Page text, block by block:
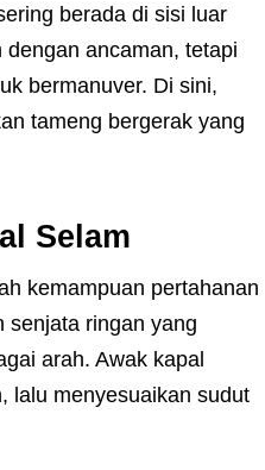
berada di sisi luar
ancaman, tetapi
bermanuver. Di sini,
tameng bergerak yang
Selam
kemampuan pertahanan
senjata ringan yang
arah. Awak kapal
lalu menyesuaikan sudut